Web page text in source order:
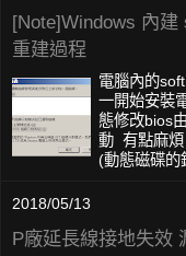
[Note]Windows 內建
重建過程
電腦內的
一開始安裝
態修改bios
動 有點麻煩
(動態磁碟的
2018/05/13
P廠延長線接地失效